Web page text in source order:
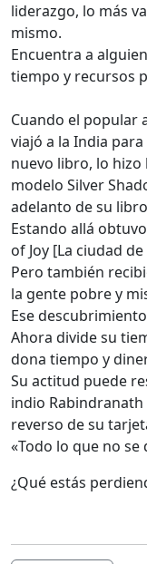
liderazgo, lo más
mismo.
Encuentra a
tiempo y recursos
Cuando el popular
viajó a la India
nuevo libro, lo hizo
modelo Silver
adelanto de su
Estando allá
of Joy [La ciudad
Pero también
la gente pobre y
Ese
Ahora divide su
dona tiempo y
Su actitud puede
indio Rabindranath
reverso de su
«Todo lo que no se
¿Qué estás